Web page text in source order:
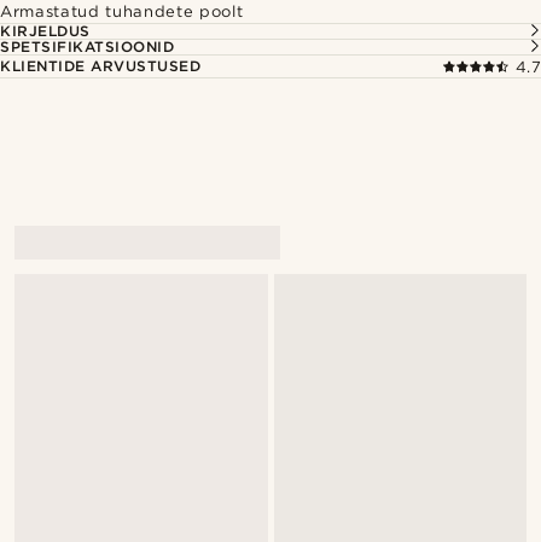
Armastatud tuhandete poolt
KIRJELDUS
SPETSIFIKATSIOONID
KLIENTIDE ARVUSTUSED
4.7